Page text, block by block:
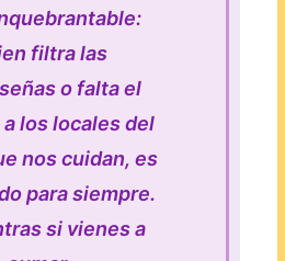
filtra las
o falta el
los locales del
nos cuidan, es
para siempre.
si vienes a